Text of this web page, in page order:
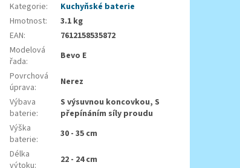
Kategorie:
Kuchyňské baterie
Hmotnost:
3.1 kg
EAN:
7612158535872
Modelová
řada:
Bevo E
Povrchová
úprava:
Nerez
Výbava
baterie:
S výsuvnou koncovkou, S
přepínáním síly proudu
Výška
baterie:
30 - 35 cm
Délka
22 - 24 cm